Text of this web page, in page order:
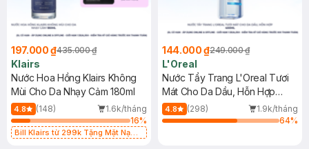
197.000 ₫435.000 ₫
Klairs
Nước Hoa Hồng Klairs Không
Mùi Cho Da Nhạy Cảm 180ml
4.8 (148)
1.6k/tháng
16%
Bill Klairs từ 299k Tặng Mặt Nạ
144.000 ₫249.000 ₫
L'Oreal
Nước Tẩy Trang L'Oreal Tươi
Mát Cho Da Dầu, Hỗn Hợp
400ml
4.8 (298)
1.9k/tháng
64%